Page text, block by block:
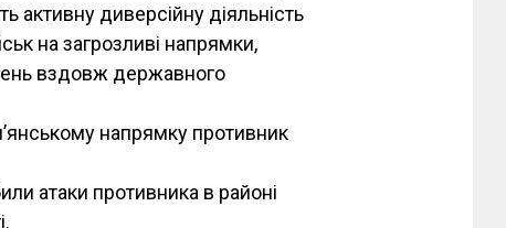
активну диверсійну діяльність
на загрозливі напрямки,
вздовж державного
напрямку противник
атаки противника в районі